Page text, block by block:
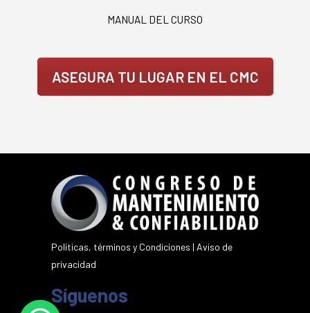
MANUAL DEL CURSO
ASEGURA TU LUGAR EN EL CMC
Políticas, términos y Condiciones | Aviso de
privacidad
Síguenos